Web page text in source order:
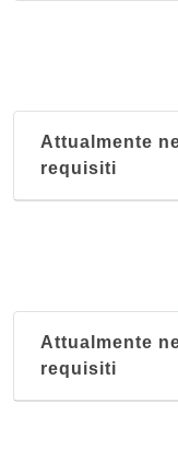
Attualmente
requisiti
Attualmente
requisiti